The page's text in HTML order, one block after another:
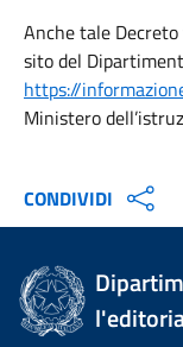
Anche tale
sito del
https://
Ministero
CONDIVIDI